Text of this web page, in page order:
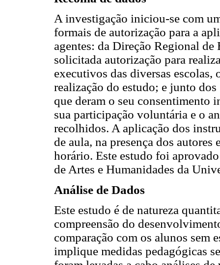
A investigação iniciou-se com
formais de autorização para a
agentes: da Direção Regional
solicitada autorização para
executivos das diversas escolas,
realização do estudo; e junto dos
que deram o seu consentimento
sua participação voluntária e o
recolhidos. A aplicação dos
de aula, na presença dos
horário. Este estudo foi
de Artes e Humanidades da
Análise de Dados
Este estudo é de natureza
compreensão do
comparação com os alunos sem
implique medidas pedagógicas